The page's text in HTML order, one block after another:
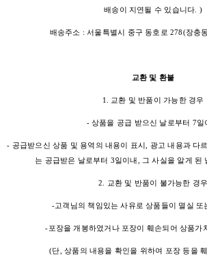
배송이 지연될 수 있습니다. )
배송주소 : 서울특별시 중구 동호로 278(장충
교환 및 환불
1. 교환 및 반품이 가능한 경우
- 상품을 공급 받으신 날로부터 7일
- 공급받으신 상품 및 용역의 내용이 표시, 광고 내용과 다
는 공급받은 날로부터 3일이내, 그 사실을 알게 된
2. 교환 및 반품이 불가능한 경우
-고객님의 책임있는 사유로 상품들이 멸실 또
-포장을 개봉하였거나 포장이 훼손되어 상품가
(단, 상품의 내용을 확인을 위하여 포장 등을